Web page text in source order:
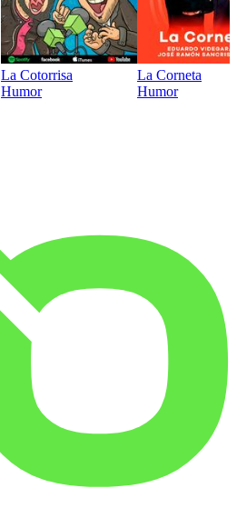
La Cotorrisa
Humor
La Corneta
Humor